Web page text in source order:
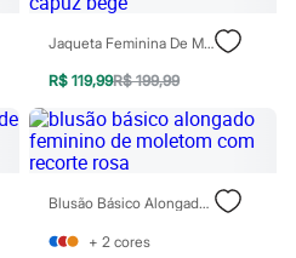
Jaqueta Feminina De Moletom Esportiva Com Capuz Bege
R$ 119,99R$ 199,99
Blusão Básico Alongado Feminino De Moletom Com Recorte Rosa
+ 2 cores